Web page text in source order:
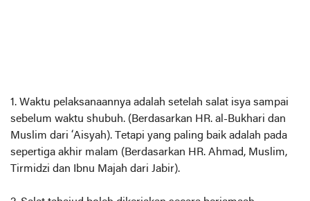
1. Waktu pelaksanaannya adalah setelah salat isya sampai
sebelum waktu shubuh. (Berdasarkan HR. al-Bukhari dan
Muslim dari ‘Aisyah). Tetapi yang paling baik adalah pada
sepertiga akhir malam (Berdasarkan HR. Ahmad, Muslim,
Tirmidzi dan Ibnu Majah dari Jabir).